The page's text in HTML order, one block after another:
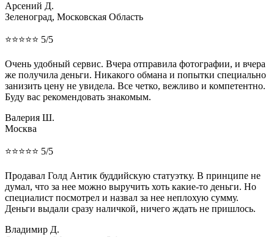
Арсений Д.
Зеленоград, Московская Область
⭐⭐⭐⭐⭐ 5/5
Очень удобный сервис. Вчера отправила фотографии, и вчера
же получила деньги. Никакого обмана и попытки специально
занизить цену не увидела. Все четко, вежливо и компетентно.
Буду вас рекомендовать знакомым.
Валерия Ш.
Москва
⭐⭐⭐⭐⭐ 5/5
Продавал Голд Антик буддийскую статуэтку. В принципе не
думал, что за нее можно выручить хоть какие-то деньги. Но
специалист посмотрел и назвал за нее неплохую сумму.
Деньги выдали сразу наличкой, ничего ждать не пришлось.
Владимир Д.